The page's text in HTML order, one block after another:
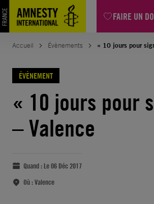
FAIRE UN
Accueil Évènements « 10 jours pour
ÉVÈNEMENT
« 10 jours pour
– Valence
Quand : Le 06 Déc 2017
Où :Valence